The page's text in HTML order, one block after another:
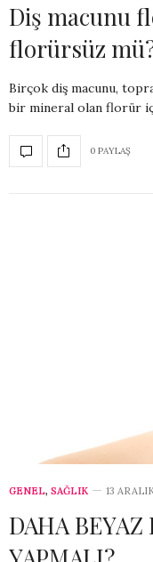
Diş macunu
florürsüz
Birçok diş macunu,
bir mineral olan florür
0 PAYLAŞ
GENEL, SAĞLIK 13
DAHA